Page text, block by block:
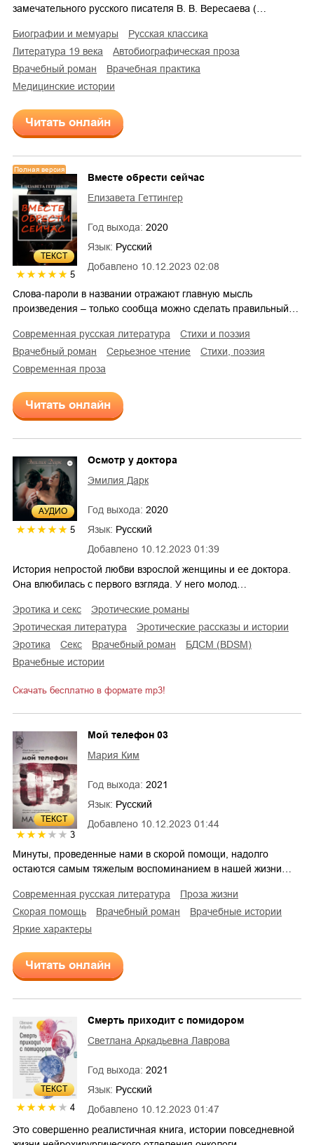
замечательного русского писателя В. В. Вересаева (…
биографии и мемуары
русская классика
литература 19 века
автобиографическая проза
врачебный роман
врачебная практика
медицинские истории
Читать онлайн
ТЕКСТ
Полная версия
5
Добавлено 10.12.2023 02:08
Вместе обрести сейчас
Елизавета Геттингер
Год выхода: 2020
Язык: Русский
Слова-пароли в названии отражают главную мысль
произведения – только сообща можно сделать правильный…
современная русская литература
стихи и поэзия
врачебный роман
серьезное чтение
cтихи, поэзия
современная проза
Читать онлайн
AУДИО
5
Добавлено 10.12.2023 01:39
Осмотр у доктора
Эмилия Дарк
Год выхода: 2020
Язык: Русский
История непростой любви взрослой женщины и ее доктора.
Она влюбилась с первого взгляда. У него молод…
эротика и секс
эротические романы
эротическая литература
эротические рассказы и истории
эротика
секс врачебный роман
БДСМ (BDSM)
врачебные истории
Скачать бесплатно в формате mp3!
ТЕКСТ
3
Добавлено 10.12.2023 01:44
Мой телефон 03
Мария Ким
Год выхода: 2021
Язык: Русский
Минуты, проведенные нами в скорой помощи, надолго
остаются самым тяжелым воспоминанием в нашей жизни…
современная русская литература
проза жизни
скорая помощь
врачебный роман
врачебные истории
яркие характеры
Читать онлайн
ТЕКСТ
4 Добавлено 10.12.2023 01:47
Смерть приходит с помидором
Светлана Аркадьевна Лаврова
Год выхода: 2021
Язык: Русский
Это совершенно реалистичная книга, истории повседневной